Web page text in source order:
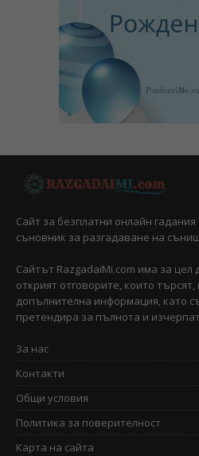
Сайт за безплатни онлайн
съновник за разгадаване на
Сайтът RazgadaiMi.com има за цел
открият отговорите, които
допълнителна информация, като
претендира за пълнота и
За нас
Контакти
Общи условия
Политика за поверителност
Карта на сайта